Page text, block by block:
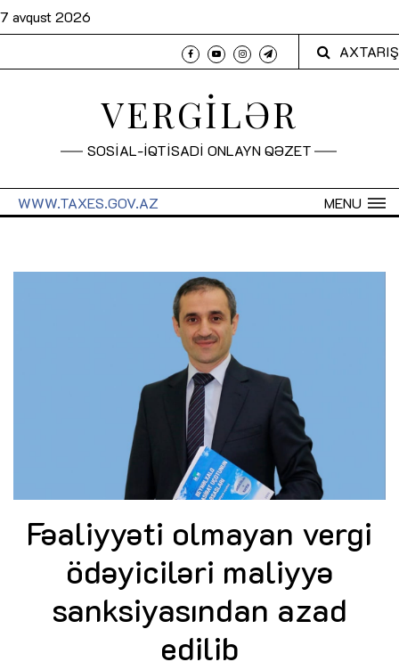
7 avqust 2026
AXTARIŞ
VERGİLƏR
SOSİAL-İQTİSADİ ONLAYN QƏZET
MENU
WWW.TAXES.GOV.AZ
Fəaliyyəti olmayan vergi
ödəyiciləri maliyyə
sanksiyasından azad
edilib